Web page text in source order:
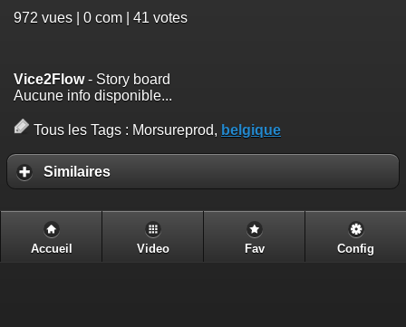
972 vues | 0 com | 41 votes
Vice2Flow- Story board
Aucune info disponible...
Tous les Tags : Morsureprod, belgique
Similaires
Accueil Video Fav Config